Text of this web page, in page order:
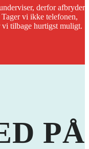
derfor afbryder
vi ikke telefonen,
vi tilbage hurtigst muligt.
PÅ